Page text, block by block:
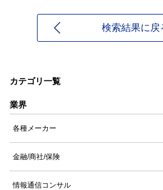
検索結果に戻
カテゴリ一覧
業界
各種メーカー
金融/商社/保険
情報通信コンサル